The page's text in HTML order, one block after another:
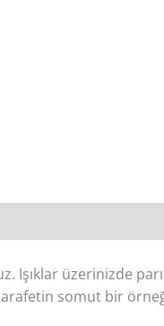
Işıklar üzerinizde
somut bir